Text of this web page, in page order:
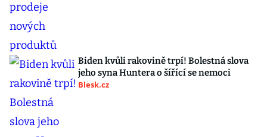
Biden kvůli rakovině trpí! Bolestná slova
jeho syna Huntera o šířící se nemoci
Blesk.cz